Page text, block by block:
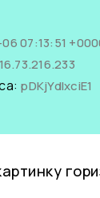
07:13:51
pDKjYdIxciE1